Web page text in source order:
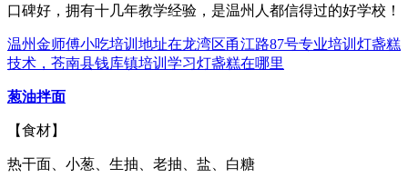
口碑好，拥有十几年教学经验，是温州人都信得过的好学校！
温州金师傅小吃培训地址在龙湾区甬江路87号专业培训灯盏糕
技术，苍南县钱库镇培训学习灯盏糕在哪里
葱油拌面
【食材】
热干面、小葱、生抽、老抽、盐、白糖